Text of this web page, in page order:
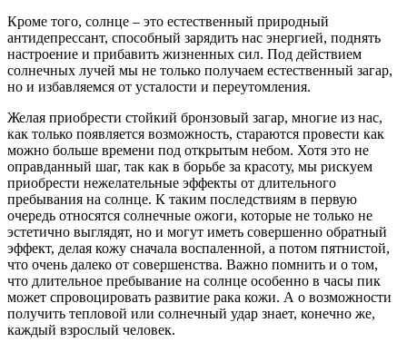
Кроме того, солнце – это естественный природный
антидепрессант, способный зарядить нас энергией, поднять
настроение и прибавить жизненных сил. Под действием
солнечных лучей мы не только получаем естественный загар,
но и избавляемся от усталости и переутомления.
Желая приобрести стойкий бронзовый загар, многие из нас,
как только появляется возможность, стараются провести как
можно больше времени под открытым небом. Хотя это не
оправданный шаг, так как в борьбе за красоту, мы рискуем
приобрести нежелательные эффекты от длительного
пребывания на солнце. К таким последствиям в первую
очередь относятся солнечные ожоги, которые не только не
эстетично выглядят, но и могут иметь совершенно обратный
эффект, делая кожу сначала воспаленной, а потом пятнистой,
что очень далеко от совершенства. Важно помнить и о том,
что длительное пребывание на солнце особенно в часы пик
может спровоцировать развитие рака кожи. А о возможности
получить тепловой или солнечный удар знает, конечно же,
каждый взрослый человек.